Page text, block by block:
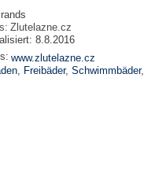
Zlutelazne.cz
8.8.2016
www.zlutelazne.cz
, Freibäder, Schwimmbäder,